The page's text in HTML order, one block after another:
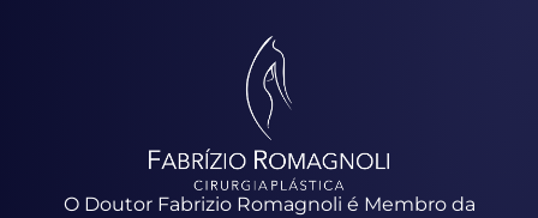
O Doutor Fabrizio Romagnoli é Membro da